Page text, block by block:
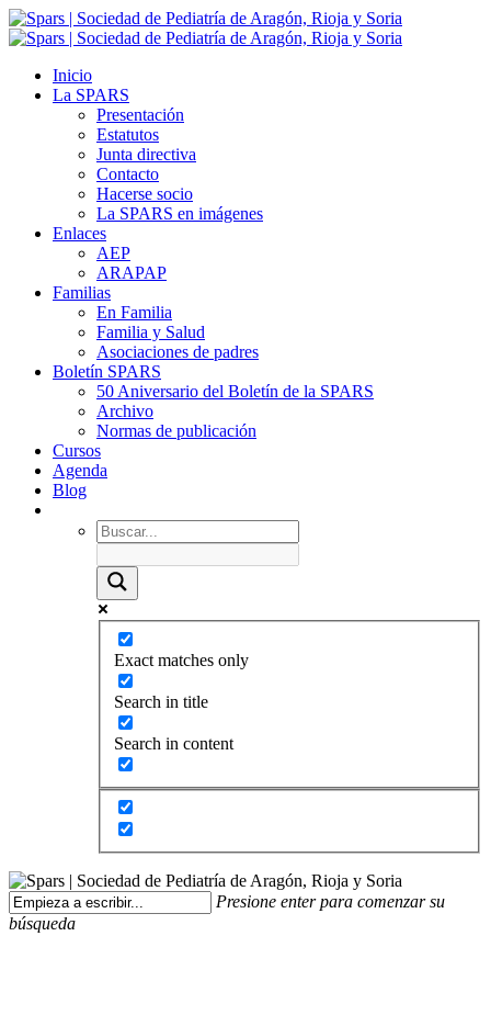
Inicio
La SPARS
Presentación
Estatutos
Junta directiva
Contacto
Hacerse socio
La SPARS en imágenes
Enlaces
AEP
ARAPAP
Familias
En Familia
Familia y Salud
Asociaciones de padres
Boletín SPARS
50 Aniversario del Boletín de la SPARS
Archivo
Normas de publicación
Cursos
Agenda
Blog
Exact matches only
Search in title
Search in content
Presione enter para comenzar su
búsqueda